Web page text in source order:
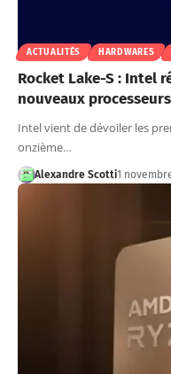
ACTUALITÉS HARDWARES
Rocket Lake-S : Intel
nouveaux processeurs
Intel vient de dévoiler les
onzième…
Alexandre Scotti1